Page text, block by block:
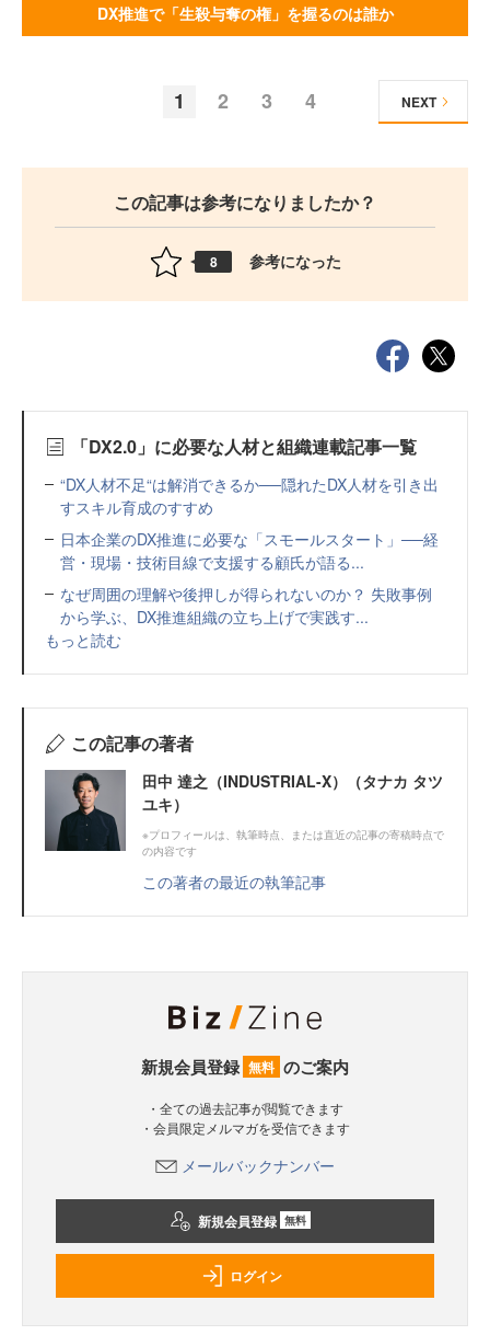
DX推進で「生殺与奪の権」を握るのは誰か
1 2 3 4 NEXT
この記事は参考になりましたか？
8 参考になった
「DX2.0」に必要な人材と組織連載記事一覧
“DX人材不足“は解消できるか──隠れたDX人材を引き出
すスキル育成のすすめ
日本企業のDX推進に必要な「スモールスタート」──経
営・現場・技術目線で支援する顧氏が語る...
なぜ周囲の理解や後押しが得られないのか？ 失敗事例
から学ぶ、DX推進組織の立ち上げで実践す...
もっと読む
この記事の著者
田中 達之（INDUSTRIAL-X）（タナカ タツ
ユキ）
※プロフィールは、執筆時点、または直近の記事の寄稿時点で
の内容です
この著者の最近の執筆記事
新規会員登録 無料 のご案内
・全ての過去記事が閲覧できます
・会員限定メルマガを受信できます
メールバックナンバー
新規会員登録 無料
ログイン